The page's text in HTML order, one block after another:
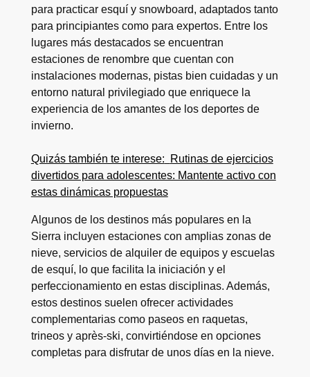
para practicar esquí y snowboard, adaptados tanto
para principiantes como para expertos. Entre los
lugares más destacados se encuentran
estaciones de renombre que cuentan con
instalaciones modernas, pistas bien cuidadas y un
entorno natural privilegiado que enriquece la
experiencia de los amantes de los deportes de
invierno.
Quizás también te interese:
Rutinas de ejercicios
divertidos para adolescentes: Mantente activo con
estas dinámicas propuestas
Algunos de los destinos más populares en la
Sierra incluyen estaciones con amplias zonas de
nieve, servicios de alquiler de equipos y escuelas
de esquí, lo que facilita la iniciación y el
perfeccionamiento en estas disciplinas. Además,
estos destinos suelen ofrecer actividades
complementarias como paseos en raquetas,
trineos y après-ski, convirtiéndose en opciones
completas para disfrutar de unos días en la nieve.